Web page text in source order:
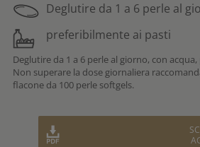
Deglutire da 1 a 6 perle al
preferibilmente ai pasti
Deglutire da 1 a 6 perle al giorno, con
Non superare la dose giornaliera
flacone da 100 perle softgels.